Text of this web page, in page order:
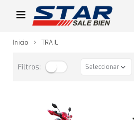
Inicio TRAIL
Filtros: